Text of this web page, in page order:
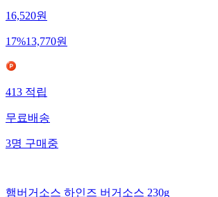
16,520원
17%13,770원
413 적립
무료배송
3명 구매중
햄버거소스 하인즈 버거소스 230g